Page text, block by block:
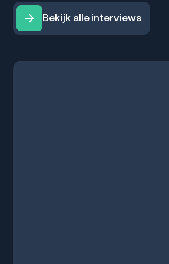
Bekijk alle interviews